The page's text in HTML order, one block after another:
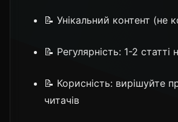
📝 Унікальний контент (не
📝 Регулярність: 1-2
📝 Корисність: вирішуйте
читачів